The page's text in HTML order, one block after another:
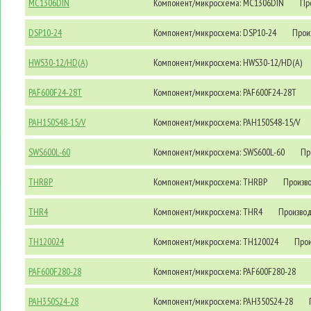
MC1306DIN Компонент/микросхема: MC1306DIN
DSP10-24 Компонент/микросхема: DSP10-24
HWS30-12/HD(A) Компонент/микросхема: HWS30-12/HD(A)
PAF600F24-28T Компонент/микросхема: PAF600F24-28T
PAH150S48-15/V Компонент/микросхема: PAH150S48-15/V
SWS600L-60 Компонент/микросхема: SWS600L-60
THRBP Компонент/микросхема: THRBP
THR4 Компонент/микросхема: THR4
TH120024 Компонент/микросхема: TH120024
PAF600F280-28 Компонент/микросхема: PAF600F280-28
PAH350S24-28 Компонент/микросхема: PAH350S24-28